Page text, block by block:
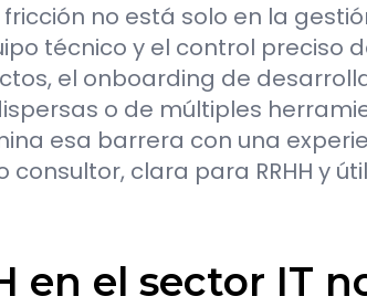
no está solo en la
técnico y el control preciso
el onboarding de
o de múltiples
esa barrera con una
clara para RRHH y
en el sector IT